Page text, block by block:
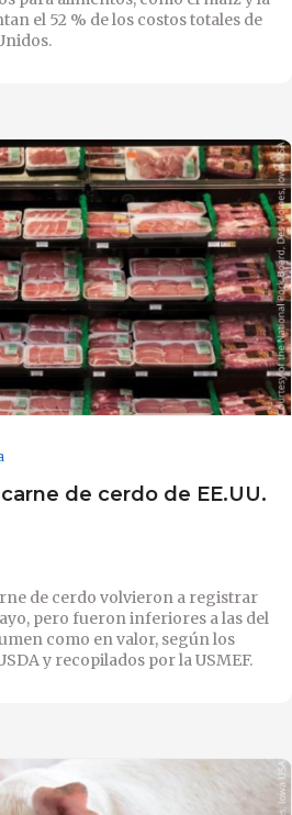
el 52 % de los costos totales de
de cerdo de EE.UU.
de cerdo volvieron a registrar
pero fueron inferiores a las del
como en valor, según los
y recopilados por la USMEF.